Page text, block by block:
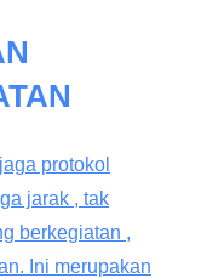
protokol
jarak , tak
berkegiatan ,
Ini merupakan